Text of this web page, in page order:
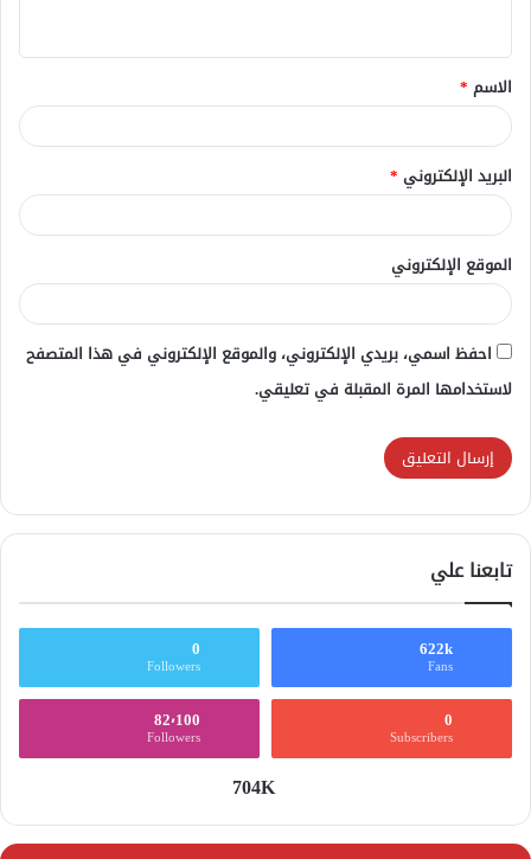
ق
*
الاسم *
البريد الإلكتروني *
الموقع الإلكتروني
احفظ اسمي، بريدي الإلكتروني، والموقع الإلكتروني في هذا المتصفح
لاستخدامها المرة المقبلة في تعليقي.
تابعنا علي
622k
Fans
0
Followers
0
Subscribers
82٬100
Followers
704K